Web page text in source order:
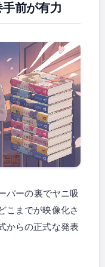
前が有力
パーの裏でヤニ吸
こまでが映像化さ
からの正式な発表